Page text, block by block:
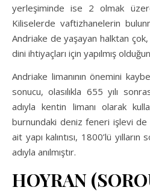
yerleşiminde ise 2 olmak
Kiliselerde vaftizhanelerin
Andriake de yaşayan halktan
dini ihtiyaçları için yapılmış
Andriake limanının önemini
sonucu, olasılıkla 655 yılı
adıyla kentin limanı olarak
burnundaki deniz feneri işlevi de
ait yapı kalıntısı, 1800’lü
adıyla anılmıştır.
HOYRAN